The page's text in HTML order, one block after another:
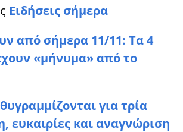
Ειδήσεις σήμερα
από σήμερα 11/11: Τα 4
«μήνυμα» από το
για τρία
ευκαιρίες και αναγνώριση